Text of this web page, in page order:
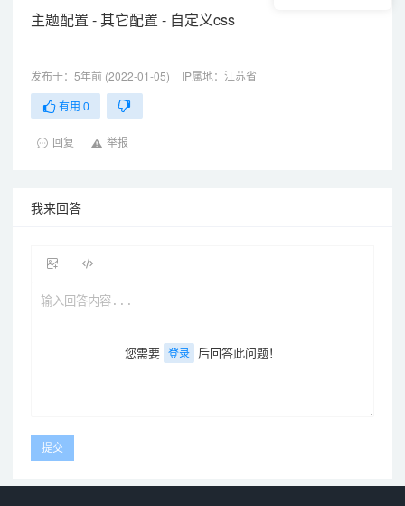
主题配置 - 其它配置 - 自定义css
发布于：5年前 (2022-01-05) IP属地：江苏省
有用 0
回复 举报
我来回答
您需要 登录 后回答此问题！